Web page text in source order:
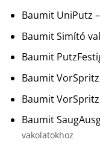
Baumit UniPutz –
Baumit Simító
Baumit
Baumit
Baumit
Baumit
vakolatokhoz